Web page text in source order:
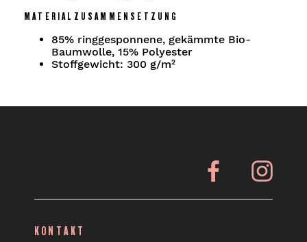
MATERIALZUSAMMENSETZUNG
85% ringgesponnene, gekämmte Bio-
Baumwolle, 15% Polyester
Stoffgewicht: 300 g/m²
Facebook
KONTAKT